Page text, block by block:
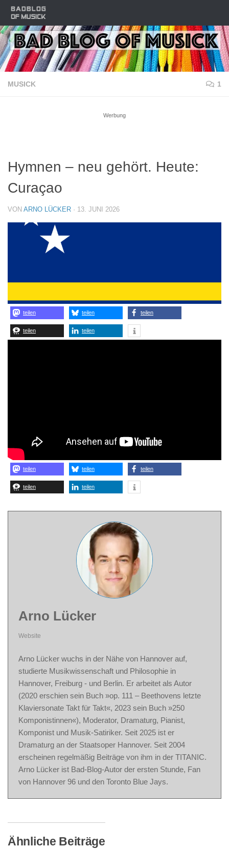
Zum Inhalt springen
MUSICK 1
Werbung
Hymnen – neu gehört. Heute:
Curaçao
VON ARNO LÜCKER · 13. JUNI 2026
teilen teilen teilen
teilen teilen
teilen teilen teilen
teilen teilen
Arno Lücker
Website
Arno Lücker wuchs in der Nähe von Hannover auf,
studierte Musikwissenschaft und Philosophie in
Hannover, Freiburg - und Berlin. Er arbeitet als Autor
(2020 erschien sein Buch »op. 111 – Beethovens letzte
Klaviersonate Takt für Takt«, 2023 sein Buch »250
Komponistinnen«), Moderator, Dramaturg, Pianist,
Komponist und Musik-Satiriker. Seit 2025 ist er
Dramaturg an der Staatsoper Hannover. Seit 2004
erscheinen regelmäßig Beiträge von ihm in der TITANIC.
Arno Lücker ist Bad-Blog-Autor der ersten Stunde, Fan
von Hannover 96 und den Toronto Blue Jays.
Ähnliche Beiträge